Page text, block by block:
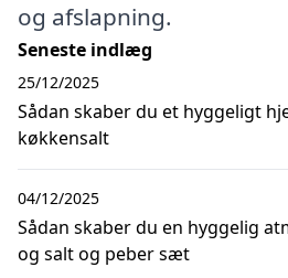
og afslapning.
Seneste indlæg
Sådan skaber du et hyggeligt
køkkensalt
25/12/2025
Sådan skaber du en hyggelig
og salt og peber sæt
04/12/2025